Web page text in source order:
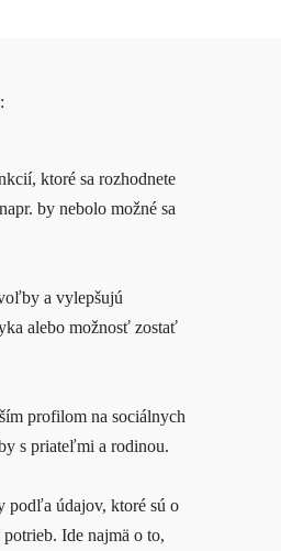
ktoré sa rozhodnete
by nebolo možné sa
a vylepšujú
alebo možnosť zostať
profilom na sociálnych
s priateľmi a rodinou.
podľa údajov, ktoré sú o
Ide najmä o to,